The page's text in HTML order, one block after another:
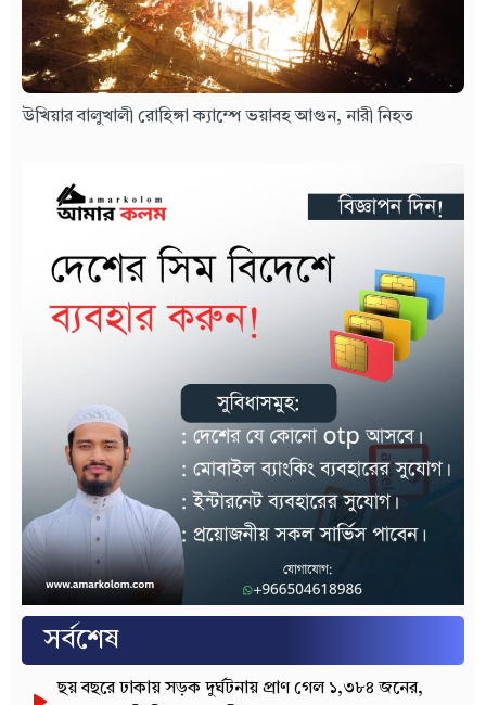
উখিয়ার বালুখালী রোহিঙ্গা ক্যাম্পে ভয়াবহ আগুন, নারী নিহত
সর্বশেষ
ছয় বছরে ঢাকায় সড়ক দুর্ঘটনায় প্রাণ গেল ১,৩৮৪ জনের,